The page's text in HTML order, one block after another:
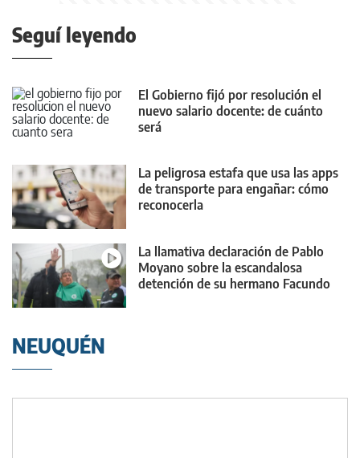
Seguí leyendo
El Gobierno fijó por resolución el
nuevo salario docente: de cuánto
será
La peligrosa estafa que usa las apps
de transporte para engañar: cómo
reconocerla
La llamativa declaración de Pablo
Moyano sobre la escandalosa
detención de su hermano Facundo
NEUQUÉN